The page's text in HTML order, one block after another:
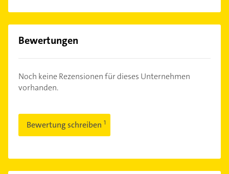
Bewertungen
Noch keine Rezensionen für dieses Unternehmen
vorhanden.
Bewertung schreiben